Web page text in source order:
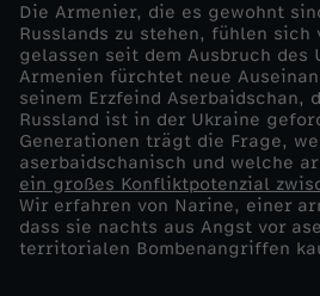
L
e
b
e
n
Die Armenier, die es gewohnt
Russlands zu stehen, fühlen
gelassen seit dem Ausbruch des
Armenien fürchtet neue
seinem Erzfeind Aserbaidschan,
Russland ist in der Ukraine
Generationen trägt die Frage,
aserbaidschanisch und welche
ein großes Konfliktpotenzial
Wir erfahren von Narine, einer
dass sie nachts aus Angst vor
territorialen Bombenangriffen